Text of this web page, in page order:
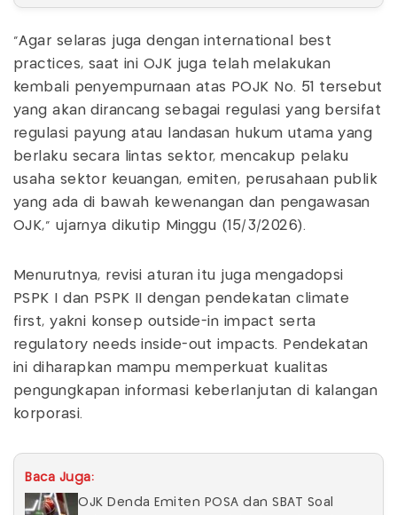
"Agar selaras juga dengan international best
practices, saat ini OJK juga telah melakukan
kembali penyempurnaan atas POJK No. 51 tersebut
yang akan dirancang sebagai regulasi yang bersifat
regulasi payung atau landasan hukum utama yang
berlaku secara lintas sektor, mencakup pelaku
usaha sektor keuangan, emiten, perusahaan publik
yang ada di bawah kewenangan dan pengawasan
OJK," ujarnya dikutip Minggu (15/3/2026).
Menurutnya, revisi aturan itu juga mengadopsi
PSPK I dan PSPK II dengan pendekatan climate
first, yakni konsep outside-in impact serta
regulatory needs inside-out impacts. Pendekatan
ini diharapkan mampu memperkuat kualitas
pengungkapan informasi keberlanjutan di kalangan
korporasi.
Baca Juga:
OJK Denda Emiten POSA dan SBAT Soal